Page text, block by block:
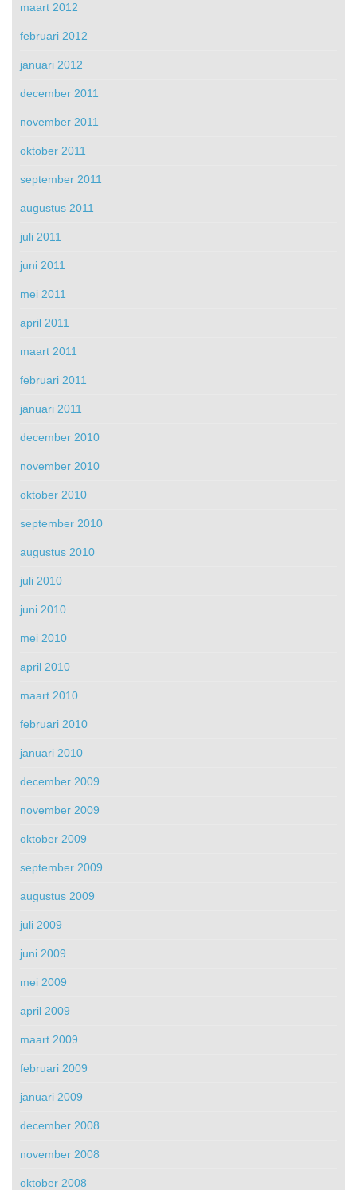
maart 2012
februari 2012
januari 2012
december 2011
november 2011
oktober 2011
september 2011
augustus 2011
juli 2011
juni 2011
mei 2011
april 2011
maart 2011
februari 2011
januari 2011
december 2010
november 2010
oktober 2010
september 2010
augustus 2010
juli 2010
juni 2010
mei 2010
april 2010
maart 2010
februari 2010
januari 2010
december 2009
november 2009
oktober 2009
september 2009
augustus 2009
juli 2009
juni 2009
mei 2009
april 2009
maart 2009
februari 2009
januari 2009
december 2008
november 2008
oktober 2008